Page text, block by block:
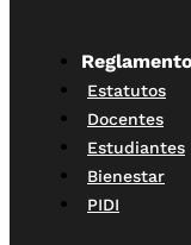
Estatutos
Docentes
Estudiantes
Bienestar
PIDI